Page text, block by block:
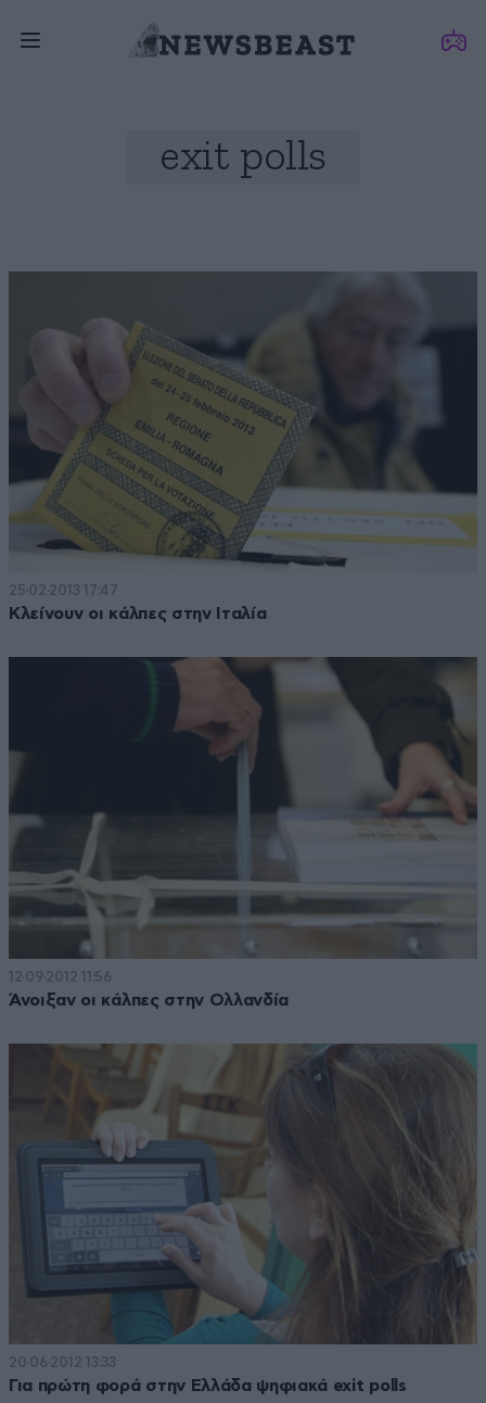
exit polls
25·02·2013 17:47
Κλείνουν οι κάλπες στην Ιταλία
12·09·2012 11:56
Άνοιξαν οι κάλπες στην Ολλανδία
20·06·2012 13:33
Για πρώτη φορά στην Ελλάδα ψηφιακά exit polls